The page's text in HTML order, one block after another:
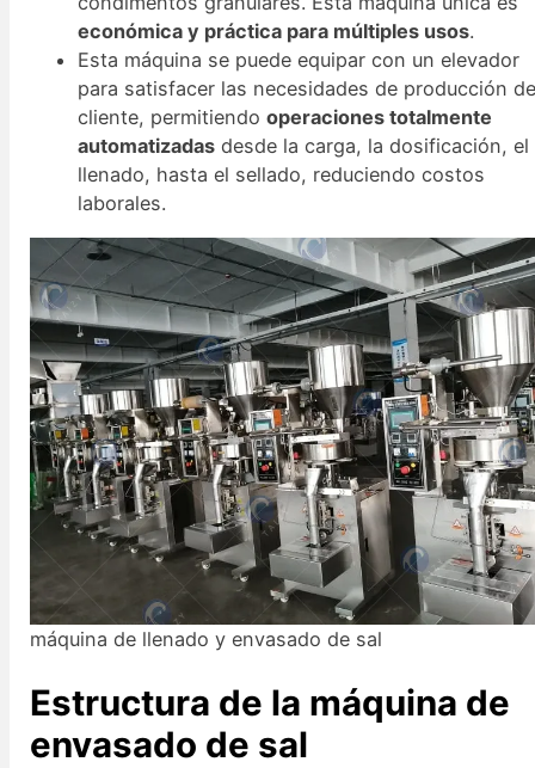
económica y práctica para múltiples usos.
Esta máquina se puede equipar con un elevador
para satisfacer las necesidades de producción
cliente, permitiendooperaciones totalmente
automatizadas desde la carga, la dosificación, el
llenado, hasta el sellado, reduciendo costos
laborales.
máquina de llenado y envasado de sal
Estructura de la máquina de
envasado de sal